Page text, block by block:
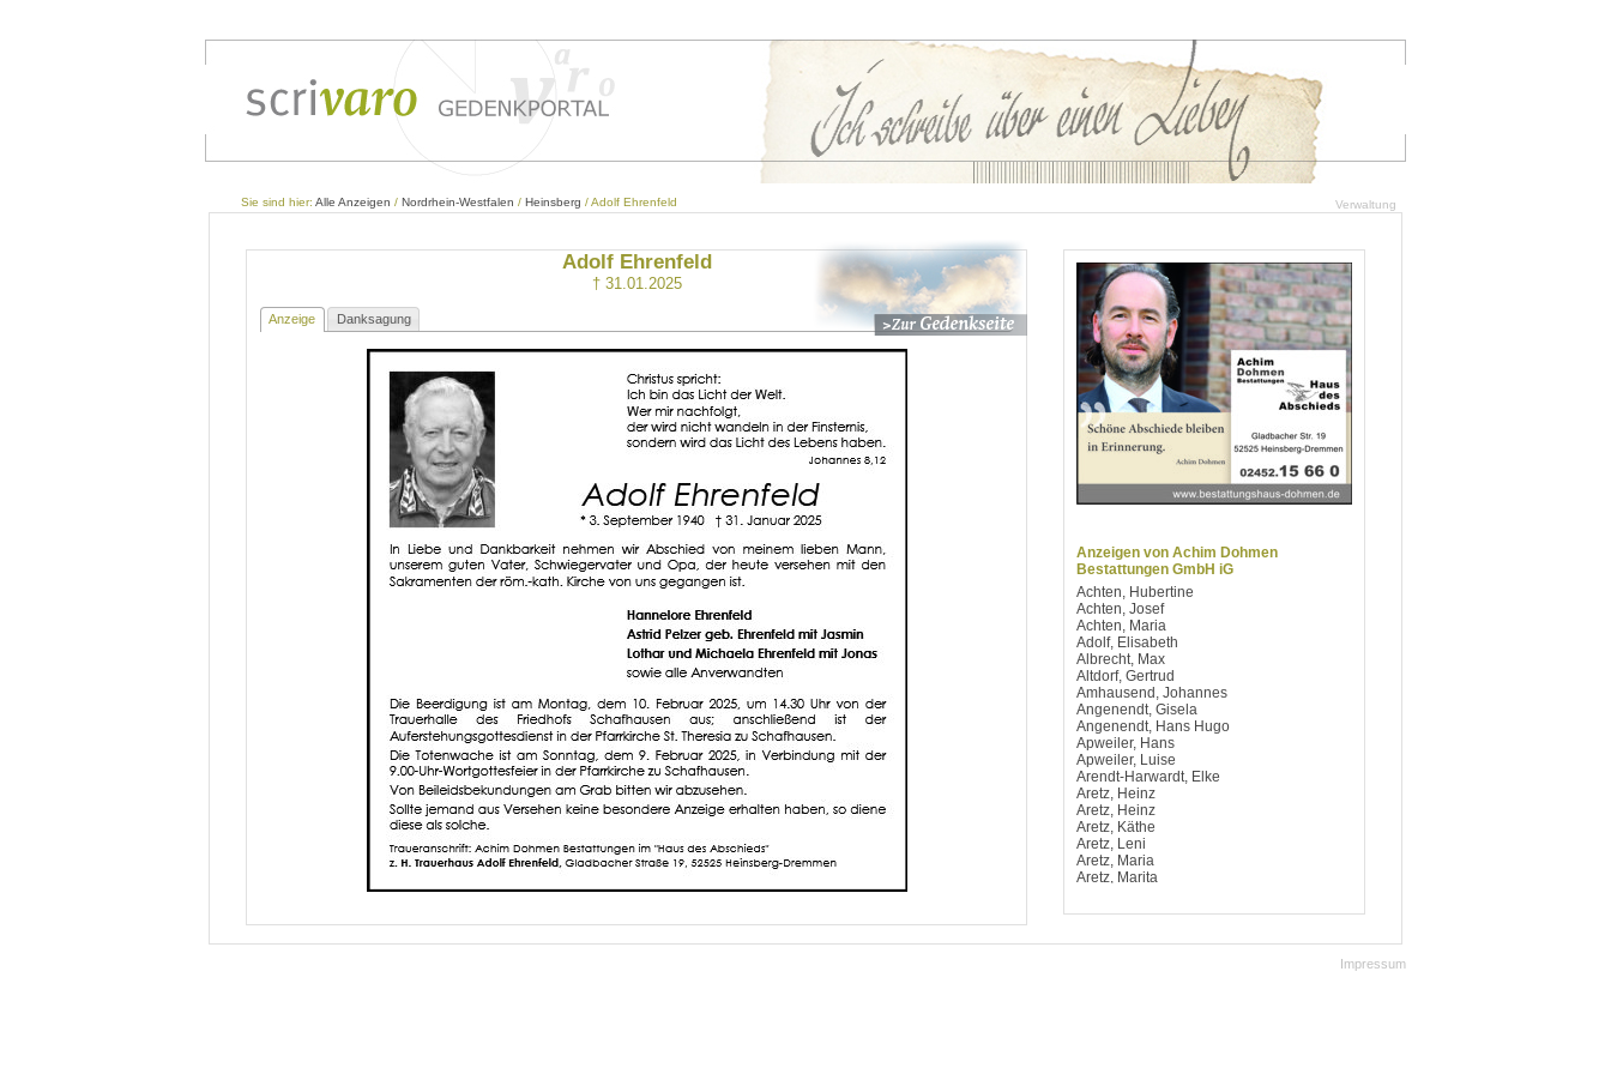
Verwaltung
Sie sind hier: Alle Anzeigen / Nordrhein-Westfalen / Heinsberg / Adolf Ehrenfeld
Adolf Ehrenfeld
† 31.01.2025
Anzeige Danksagung
Anzeigen von Achim Dohmen
Bestattungen GmbH iG
Achten, Hubertine
Achten, Josef
Achten, Maria
Adolf, Elisabeth
Albrecht, Max
Altdorf, Gertrud
Amhausend, Johannes
Angenendt, Gisela
Angenendt, Hans Hugo
Apweiler, Hans
Apweiler, Luise
Arendt-Harwardt, Elke
Aretz, Heinz
Aretz, Heinz
Aretz, Käthe
Aretz, Leni
Aretz, Maria
Aretz, Marita
Artelt, Notburga
Aufsfeld, Josef
Impressum